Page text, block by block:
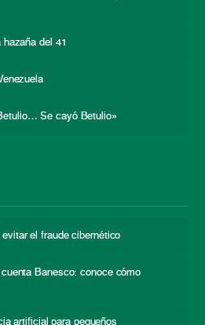
del 41
Se cayó Betulio»
el fraude cibernético
Banesco: conoce cómo
artificial para pequeños